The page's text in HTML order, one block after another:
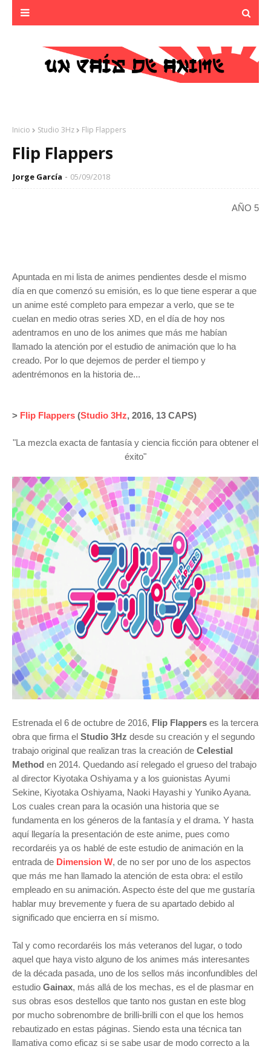
Inicio Studio 3Hz Flip Flappers
Flip Flappers
Jorge García 05/09/2018
AÑO 5
Apuntada en mi lista de animes pendientes desde el mismo
día en que comenzó su emisión, es lo que tiene esperar a que
un anime esté completo para empezar a verlo, que se te
cuelan en medio otras series XD, en el día de hoy nos
adentramos en uno de los animes que más me habían
llamado la atención por el estudio de animación que lo ha
creado. Por lo que dejemos de perder el tiempo y
adentrémonos en la historia de...
> Flip Flappers (Studio 3Hz, 2016, 13 CAPS)
"La mezcla exacta de fantasía y ciencia ficción para obtener el
éxito"
Estrenada el 6 de octubre de 2016, Flip Flappers es la tercera
obra que firma el Studio 3Hz desde su creación y el segundo
trabajo original que realizan tras la creación de Celestial
Method en 2014. Quedando así relegado el grueso del trabajo
al director Kiyotaka Oshiyama y a los guionistas Ayumi
Sekine, Kiyotaka Oshiyama, Naoki Hayashi y Yuniko Ayana.
Los cuales crean para la ocasión una historia que se
fundamenta en los géneros de la fantasía y el drama. Y hasta
aquí llegaría la presentación de este anime, pues como
recordaréis ya os hablé de este estudio de animación en la
entrada de Dimension W, de no ser por uno de los aspectos
que más me han llamado la atención de esta obra: el estilo
empleado en su animación. Aspecto éste del que me gustaría
hablar muy brevemente y fuera de su apartado debido al
significado que encierra en sí mismo.
Tal y como recordaréis los más veteranos del lugar, o todo
aquel que haya visto alguno de los animes más interesantes
de la década pasada, uno de los sellos más inconfundibles del
estudio Gainax, más allá de los mechas, es el de plasmar en
sus obras esos destellos que tanto nos gustan en este blog
por mucho sobrenombre de brilli-brilli con el que los hemos
rebautizado en estas páginas. Siendo esta una técnica tan
llamativa como eficaz si se sabe usar de modo correcto a la